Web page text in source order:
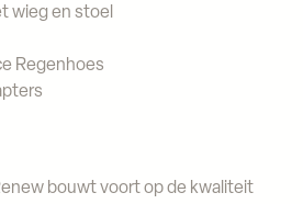
wieg en stoel
Regenhoes
bouwt voort op de kwaliteit